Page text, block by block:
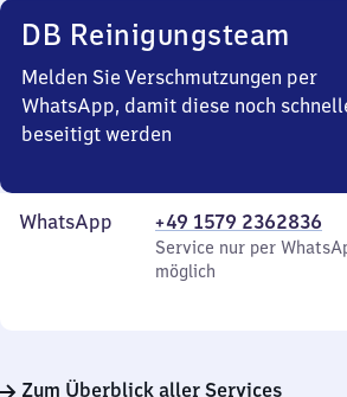
DB Reinigungsteam
Melden Sie Verschmutzungen per
WhatsApp, damit diese noch
beseitigt werden
WhatsApp +49 1579 2362836
Service nur per
möglich
Zum Überblick aller Services